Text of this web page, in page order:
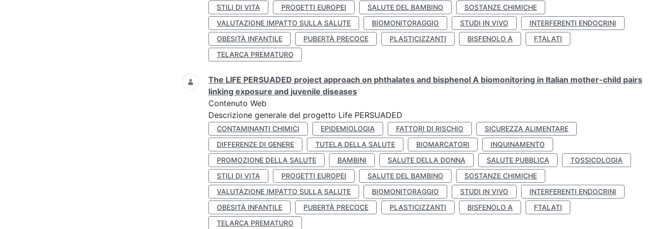
STILI DI VITA
PROGETTI EUROPEI SALUTE DEL BAMBINO
SOSTANZE CHIMICHE
VALUTAZIONE IMPATTO SULLA SALUTE
BIOMONITORAGGIO STUDI IN VIVO
INTERFERENTI ENDOCRINI
OBESITÀ INFANTILE
PUBERTÀ PRECOCE PLASTICIZZANTI BISFENOLO A
FTALATI
TELARCA PREMATURO
The LIFE PERSUADED project approach on phthalates and bisphenol A biomonitoring in Italian mother-child pairs
linking exposure and juvenile diseases
Contenuto Web
Descrizione generale del progetto Life PERSUADED
CONTAMINANTI CHIMICI EPIDEMIOLOGIA FATTORI DI RISCHIO
SICUREZZA ALIMENTARE
DIFFERENZE DI GENERE
TUTELA DELLA SALUTE BIOMARCATORI
INQUINAMENTO
PROMOZIONE DELLA SALUTE
BAMBINI SALUTE DELLA DONNA SALUTE PUBBLICA
TOSSICOLOGIA
STILI DI VITA
PROGETTI EUROPEI SALUTE DEL BAMBINO
SOSTANZE CHIMICHE
VALUTAZIONE IMPATTO SULLA SALUTE
BIOMONITORAGGIO STUDI IN VIVO
INTERFERENTI ENDOCRINI
OBESITÀ INFANTILE
PUBERTÀ PRECOCE PLASTICIZZANTI BISFENOLO A
FTALATI
TELARCA PREMATURO